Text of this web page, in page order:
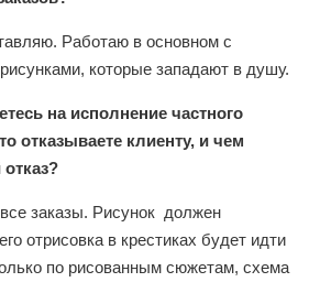
Работаю в основном с
которые западают в душу.
на исполнение частного
отказываете клиенту, и чем
заказы. Рисунок должен
отрисовка в крестиках будет идти
по рисованным сюжетам, схема